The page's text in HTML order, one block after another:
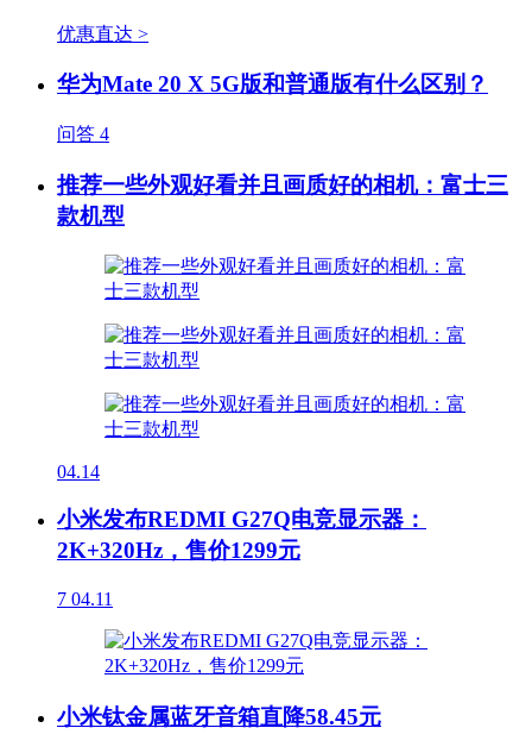
优惠直达 >
华为Mate 20 X 5G版和普通版有什么区别？
问答 4
推荐一些外观好看并且画质好的相机：富士三
款机型
04.14
小米发布REDMI G27Q电竞显示器：
2K+320Hz，售价1299元
7 04.11
小米钛金属蓝牙音箱直降58.45元